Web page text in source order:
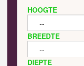
HOOGTE
BREEDTE
DIEPTE